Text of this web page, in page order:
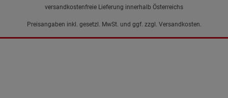
versandkostenfreie Lieferung innerhalb Österreichs
Preisangaben inkl. gesetzl. MwSt. und ggf. zzgl. Versandkosten.